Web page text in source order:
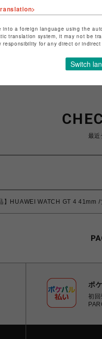
ショップお問い合わせはこ
最
】HUAWEI WATCH GT 4 41mm
ポ
初
into a foreign language using the
translation system, it may not be
for any direct or
Switch